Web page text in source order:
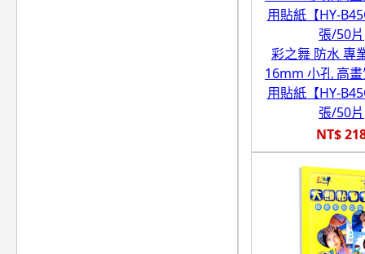
彩之舞 防水 專
16mm 小孔 高
用貼紙【HY-
張/50片
NT$